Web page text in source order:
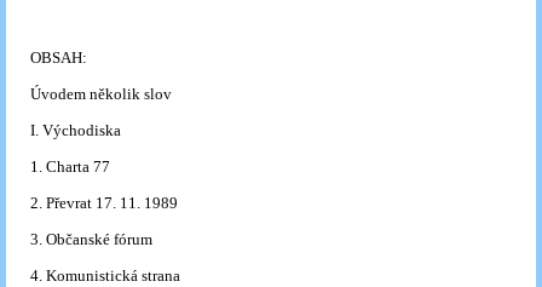
OBSAH:
Úvodem několik slov
I. Východiska
1. Charta 77
2. Převrat 17. 11. 1989
3. Občanské fórum
4. Komunistická strana